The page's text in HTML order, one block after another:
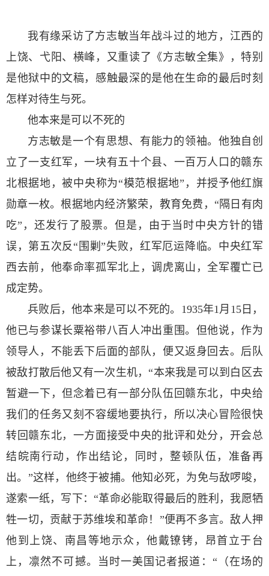
我有缘采访了方志敏当年战斗过的地方，江西的
上饶、弋阳、横峰，又重读了《方志敏全集》，特别
是他狱中的文稿，感触最深的是他在生命的最后时刻
怎样对待生与死。
他本来是可以不死的
方志敏是一个有思想、有能力的领袖。他独自创
立了一支红军，一块有五十个县、一百万人口的赣东
北根据地，被中央称为“模范根据地”，并授予他红旗
勋章一枚。根据地内经济繁荣，教育免费，“隔日有肉
吃”，还发行了股票。但是，由于当时中央方针的错
误，第五次反“围剿”失败，红军厄运降临。中央红军
西去前，他奉命率孤军北上，调虎离山，全军覆亡已
成定势。
兵败后，他本来是可以不死的。1935年1月15日，
他已与参谋长粟裕带八百人冲出重围。但他说，作为
领导人，不能丢下后面的部队，便又返身回去。后队
被敌打散后他又有一次生机，“本来我是可以到白区去
暂避一下，但念着已有一部分队伍回赣东北，中央给
我们的任务又刻不容缓地要执行，所以决心冒险很快
转回赣东北，一方面接受中央的批评和处分，开会总
结皖南行动，作出结论，同时，整顿队伍，准备再
出。”这样，他终于被捕。他知必死，为免与敌啰唆，
遂索一纸，写下：“革命必能取得最后的胜利，我愿牺
牲一切，贡献于苏维埃和革命！”便再不多言。敌人押
他到上饶、南昌等地示众，他戴镣铐，昂首立于台
上，凛然不可撼。当时一美国记者报道：“（在场的